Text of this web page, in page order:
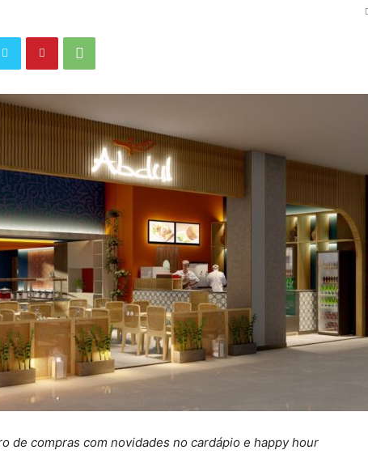
de compras com novidades no cardápio e happy hour